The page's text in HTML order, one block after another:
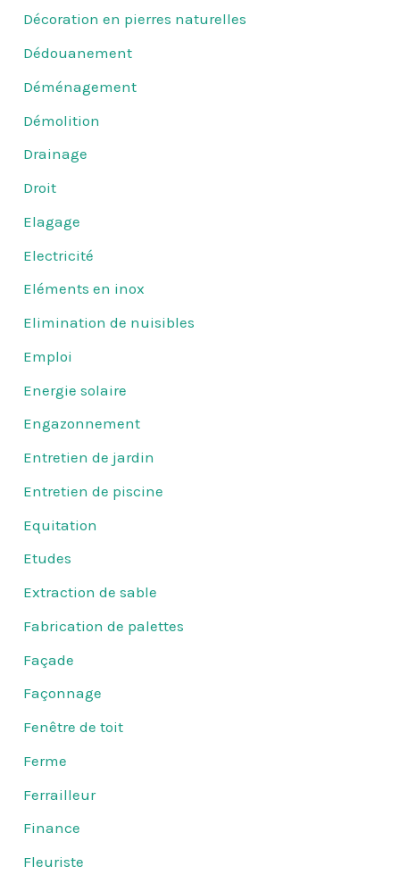
Décoration en pierres naturelles
Dédouanement
Déménagement
Démolition
Drainage
Droit
Elagage
Electricité
Eléments en inox
Elimination de nuisibles
Emploi
Energie solaire
Engazonnement
Entretien de jardin
Entretien de piscine
Equitation
Etudes
Extraction de sable
Fabrication de palettes
Façade
Façonnage
Fenêtre de toit
Ferme
Ferrailleur
Finance
Fleuriste